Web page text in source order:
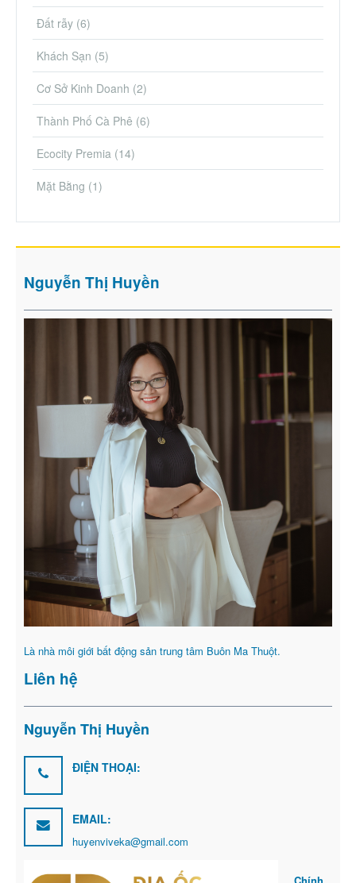
Đất rẫy (6)
Khách Sạn (5)
Cơ Sở Kinh Doanh (2)
Thành Phố Cà Phê (6)
Ecocity Premia (14)
Mặt Bằng (1)
Nguyễn Thị Huyền
Là nhà môi giới bất động sản trung tâm Buôn Ma Thuột.
Liên hệ
Nguyễn Thị Huyền
ĐIỆN THOẠI:
EMAIL:
huyenviveka@gmail.com